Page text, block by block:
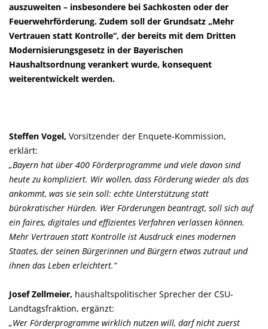
auszuweiten – insbesondere bei Sachkosten oder der
Feuerwehrförderung. Zudem soll der Grundsatz „Mehr
Vertrauen statt Kontrolle“, der bereits mit dem Dritten
Modernisierungsgesetz in der Bayerischen
Haushaltsordnung verankert wurde, konsequent
weiterentwickelt werden.
Steffen Vogel, Vorsitzender der Enquete-Kommission,
erklärt:
Bayern hat über 400 Förderprogramme und viele davon sind
heute zu kompliziert. Wir wollen, dass Förderung wieder als das
ankommt, was sie sein soll: echte Unterstützung statt
bürokratischer Hürden. Wer Förderungen beantragt, soll sich auf
ein faires, digitales und effizientes Verfahren verlassen können.
Mehr Vertrauen statt Kontrolle ist Ausdruck eines modernen
Staates, der seinen Bürgerinnen und Bürgern etwas zutraut und
ihnen das Leben erleichtert.“
Josef Zellmeier, haushaltspolitischer Sprecher der CSU-
Landtagsfraktion, ergänzt:
Wer Förderprogramme wirklich nutzen will, darf nicht zuerst